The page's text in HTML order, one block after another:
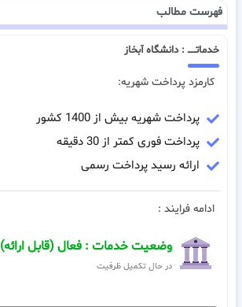
فهرست مطالب
خدماتـــــ : دانشگاه آبخاز
کارمزد پرداخت شهریه:
پرداخت شهریه بیش از 1400 کشور
پرداخت فوری کمتر از 30 دقیقه
ارائه رسید پرداخت رسمی
ادامه فرایند :
وضعیت خدمات : فعال (قابل ارائه)
در حال تکمیل ظرفیت